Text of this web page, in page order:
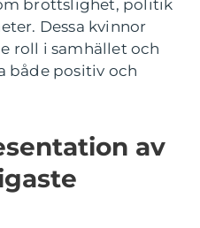
brottslighet, politik
Dessa kvinnor
roll i samhället och
både positiv och
av